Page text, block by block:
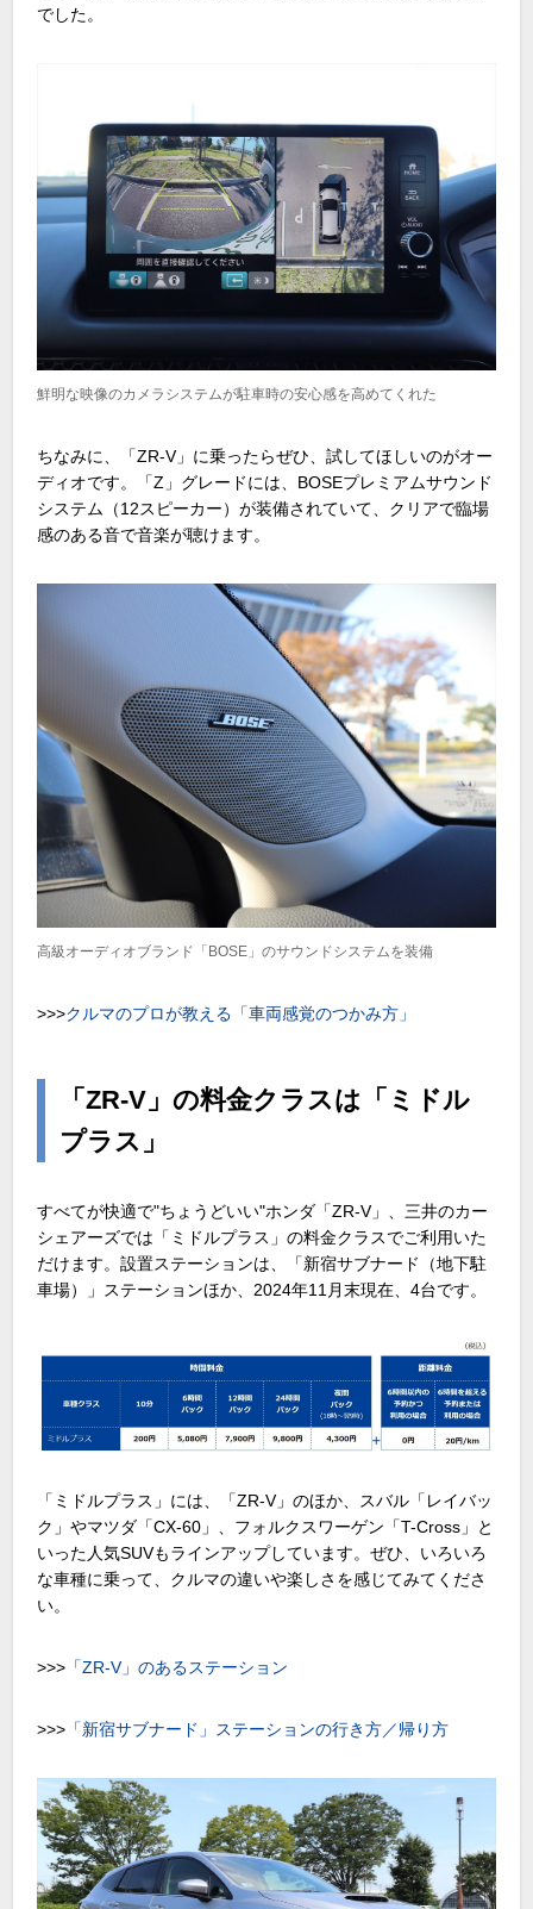
でした。
鮮明な映像のカメラシステムが駐車時の安心感を高めてくれた
ちなみに、「ZR-V」に乗ったらぜひ、試してほしいのがオー
ディオです。「Z」グレードには、BOSEプレミアムサウンド
システム（12スピーカー）が装備されていて、クリアで臨場
感のある音で音楽が聴けます。
高級オーディオブランド「BOSE」のサウンドシステムを装備
>>>クルマのプロが教える「車両感覚のつかみ方」
「ZR-V」の料金クラスは「ミドル
プラス」
すべてが快適で"ちょうどいい"ホンダ「ZR-V」、三井のカー
シェアーズでは「ミドルプラス」の料金クラスでご利用いた
だけます。設置ステーションは、「新宿サブナード（地下駐
車場）」ステーションほか、2024年11月末現在、4台です。
「ミドルプラス」には、「ZR-V」のほか、スバル「レイバッ
ク」やマツダ「CX-60」、フォルクスワーゲン「T-Cross」と
いった人気SUVもラインアップしています。ぜひ、いろいろ
な車種に乗って、クルマの違いや楽しさを感じてみてくださ
い。
>>> 「ZR-V」のあるステーション
>>> 「新宿サブナード」ステーションの行き方／帰り方